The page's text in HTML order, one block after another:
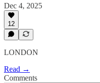
Dec 4, 2025
12
LONDON
Read →
Comments